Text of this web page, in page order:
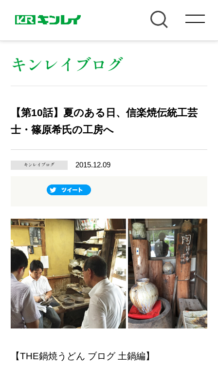
キンレイブログ
【第10話】夏のある日、信楽焼伝統工芸
士・篠原希氏の工房へ
キンレイブログ 2015.12.09
【THE鍋焼うどん ブログ 土鍋編】